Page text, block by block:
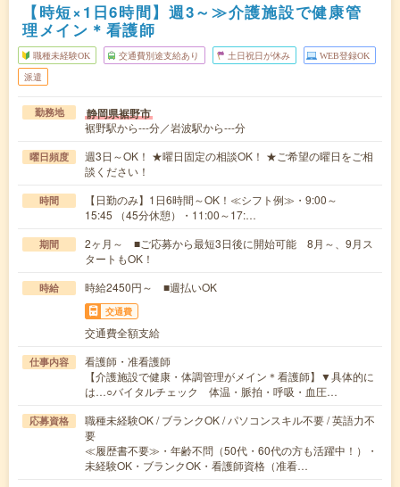
【時短×1日6時間】週3～≫介護施設で健康管
理メイン＊看護師
職種未経験OK 交通費別途支給あり 土日祝日が休み WEB登録OK
派遣
勤務地 静岡県裾野市
裾野駅から---分／岩波駅から---分
曜日頻度
週3日～OK！ ★曜日固定の相談OK！ ★ご希望の曜日をご相
談ください！
時間
【日勤のみ】1日6時間～OK！≪シフト例≫・9:00～
15:45 （45分休憩）・11:00～17:…
期間
2ヶ月～ ■ご応募から最短3日後に開始可能 8月～、9月ス
タートもOK！
時給 時給2450円～ ■週払いOK
交通費
交通費全額支給
仕事内容
看護師・准看護師
【介護施設で健康・体調管理がメイン＊看護師】▼具体的に
は…○バイタルチェック 体温・脈拍・呼吸・血圧…
応募資格
職種未経験OK / ブランクOK / パソコンスキル不要 / 英語力不
要
≪履歴書不要≫・年齢不問（50代・60代の方も活躍中！）・
未経験OK・ブランクOK・看護師資格（准看…